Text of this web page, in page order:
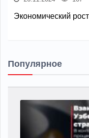
Экономический
Популярное